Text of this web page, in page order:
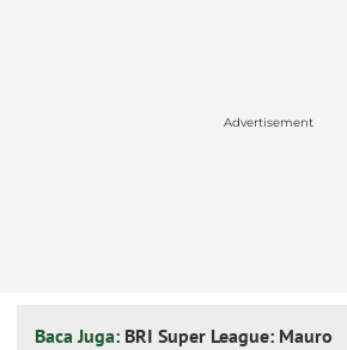
Advertisement
Baca Juga: BRI Super League: Mauro